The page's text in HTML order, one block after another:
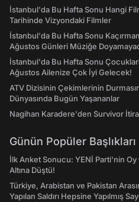
İstanbul'da Bu Hafta Sonu Hangi
Tarihinde Vizyondaki Filmler
İstanbul'da Bu Hafta Sonu
Ağustos Günleri Müziğe
İstanbul'da Bu Hafta Sonu
Ağustos Ailenize Çok İyi Gelecek!
ATV Dizisinin Çekimlerinin
Dünyasında Bugün Yaşananlar
Nagihan Karadere'den Survivor
Günün Popüler Başlıkları
İlk Anket Sonucu: YENİ Parti'nin Oy
Altına Düştü!
Türkiye, Arabistan ve Pakistan
Yapılan Saldırı Hepsine Yapılmış